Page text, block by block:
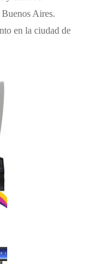
Aires.
en la ciudad de